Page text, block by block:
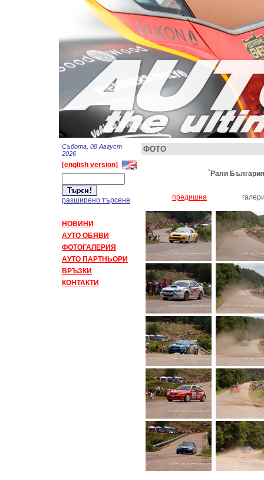
Събота, 08 Август
2026
[english version]
разширено търсене
НОВИНИ
АУТО ОБЯВИ
ФОТОГАЛЕРИЯ
АУТО ПАРТНЬОРИ
ВРЪЗКИ
КОНТАКТИ
ФОТО
`Рали
предишна